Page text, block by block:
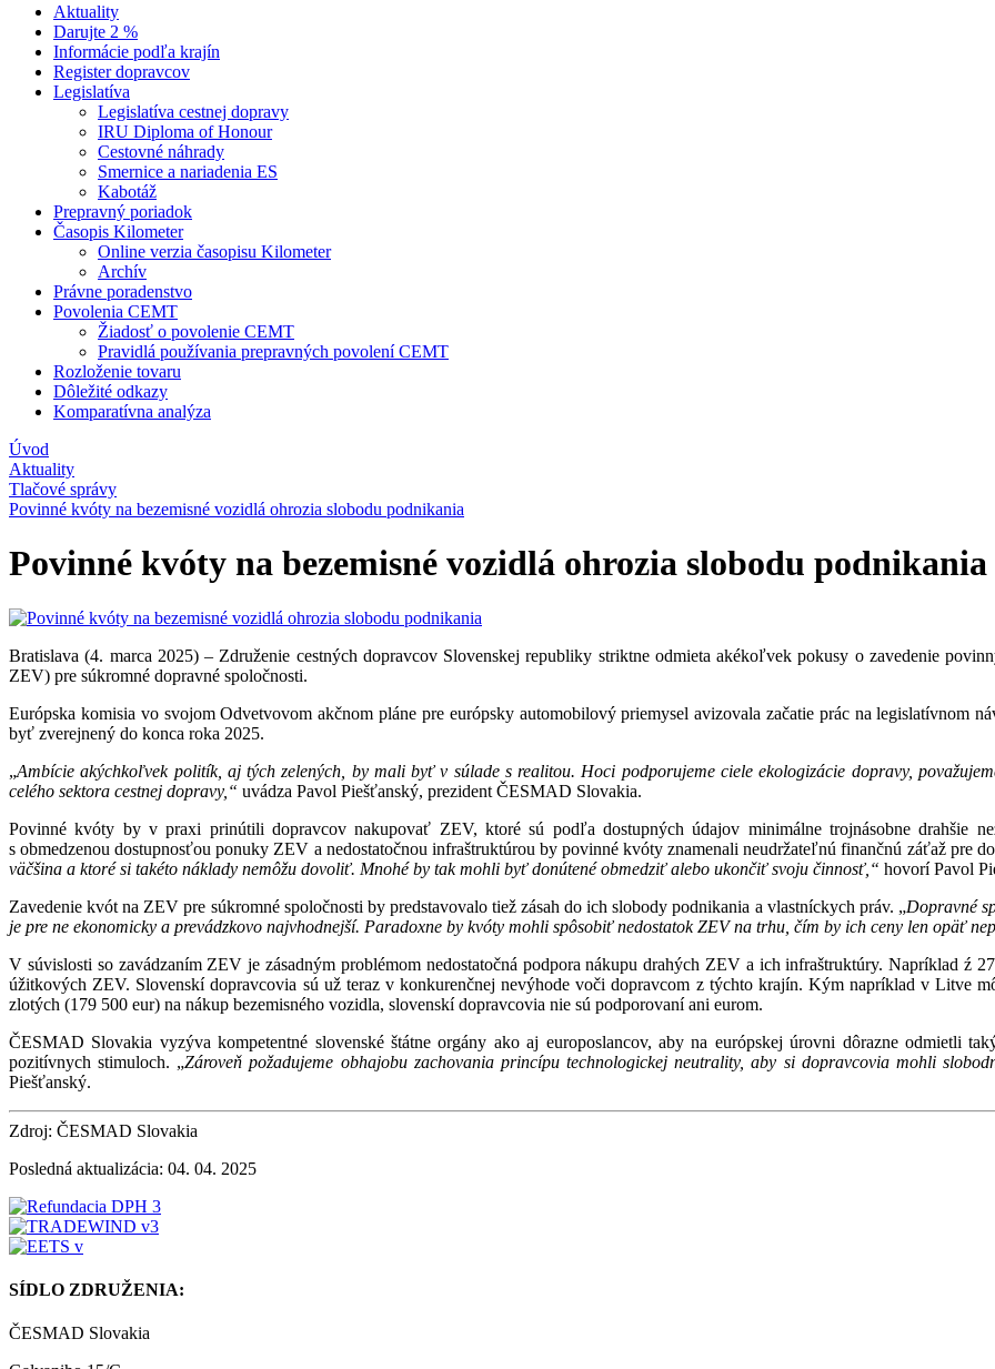
Aktuality
Darujte 2 %
Informácie podľa krajín
Register dopravcov
Legislatíva
Legislatíva cestnej dopravy
IRU Diploma of Honour
Cestovné náhrady
Smernice a nariadenia ES
Kabotáž
Prepravný poriadok
Časopis Kilometer
Online verzia časopisu Kilometer
Archív
Právne poradenstvo
Povolenia CEMT
Žiadosť o povolenie CEMT
Pravidlá používania prepravných povolení CEMT
Rozloženie tovaru
Dôležité odkazy
Komparatívna analýza
Úvod
Aktuality
Tlačové správy
Povinné kvóty na bezemisné vozidlá ohrozia slobodu podnikania
Povinné kvóty na bezemisné vozidlá ohrozia slobodu podnikania
Bratislava (4. marca 2025) – Združenie cestných dopravcov Slovenskej republiky striktne odmieta akékoľvek pokusy o zavedenie
ZEV) pre súkromné dopravné spoločnosti.
Európska komisia vo svojom Odvetvovom akčnom pláne pre európsky automobilový priemysel avizovala začatie prác na legislatívnom
byť zverejnený do konca roka 2025.
„Ambície akýchkoľvek politík, aj tých zelených, by mali byť v súlade s realitou. Hoci podporujeme ciele ekologizácie dopravy,
celého sektora cestnej dopravy,“ uvádza Pavol Piešťanský, prezident ČESMAD Slovakia.
Povinné kvóty by v praxi prinútili dopravcov nakupovať ZEV, ktoré sú podľa dostupných údajov minimálne trojnásobne drahšie
s obmedzenou dostupnosťou ponuky ZEV a nedostatočnou infraštruktúrou by povinné kvóty znamenali neudržateľnú finančnú záťaž pre
väčšina a ktoré si takéto náklady nemôžu dovoliť. Mnohé by tak mohli byť donútené obmedziť alebo ukončiť svoju činnosť,“ hovorí Pavol
Zavedenie kvót na ZEV pre súkromné spoločnosti by predstavovalo tiež zásah do ich slobody podnikania a vlastníckych práv. „Dopravné
je pre ne ekonomicky a prevádzkovo najvhodnejší. Paradoxne by kvóty mohli spôsobiť nedostatok ZEV na trhu, čím by ich ceny len opäť
V súvislosti so zavádzaním ZEV je zásadným problémom nedostatočná podpora nákupu drahých ZEV a ich infraštruktúry. Napríklad ź
úžitkových ZEV. Slovenskí dopravcovia sú už teraz v konkurenčnej nevýhode voči dopravcom z týchto krajín. Kým napríklad v Litve
zlotých (179 500 eur) na nákup bezemisného vozidla, slovenskí dopravcovia nie sú podporovaní ani eurom.
ČESMAD Slovakia vyzýva kompetentné slovenské štátne orgány ako aj europoslancov, aby na európskej úrovni dôrazne odmietli
pozitívnych stimuloch. „Zároveň požadujeme obhajobu zachovania princípu technologickej neutrality, aby si dopravcovia mohli
Piešťanský.
Zdroj: ČESMAD Slovakia
Posledná aktualizácia: 04. 04. 2025
SÍDLO ZDRUŽENIA:
ČESMAD Slovakia